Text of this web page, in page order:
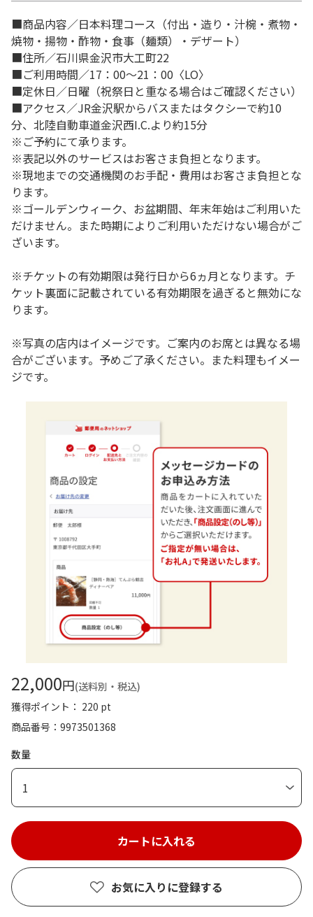
■商品内容／日本料理コース（付出・造り・汁椀・煮物・
焼物・揚物・酢物・食事（麺類）・デザート）
■住所／石川県金沢市大工町22
■ご利用時間／17：00～21：00〈LO〉
■定休日／日曜（祝祭日と重なる場合はご確認ください）
■アクセス／JR金沢駅からバスまたはタクシーで約10
分、北陸自動車道金沢西I.C.より約15分
※ご予約にて承ります。
※表記以外のサービスはお客さま負担となります。
※現地までの交通機関のお手配・費用はお客さま負担とな
ります。
※ゴールデンウィーク、お盆期間、年末年始はご利用いた
だけません。また時期によりご利用いただけない場合がご
ざいます。
※チケットの有効期限は発行日から6ヵ月となります。チ
ケット裏面に記載されている有効期限を過ぎると無効にな
ります。
※写真の店内はイメージです。ご案内のお席とは異なる場
合がございます。予めご了承ください。また料理もイメー
ジです。
22,000円(送料別・税込)
獲得ポイント： 220 pt
商品番号
9973501368
数量
1
お気に入りに登録する